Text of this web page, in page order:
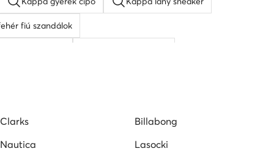
fiú szandálok
Clarks
Billabong
Nautica
Lasocki